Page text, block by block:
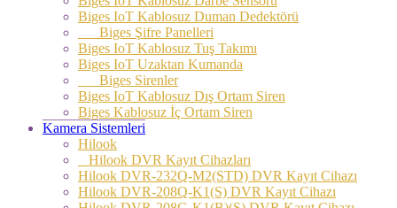
Biges IoT Kablosuz Duman Dedektörü
Biges Şifre Panelleri
Biges IoT Kablosuz Tuş Takımı
Biges IoT Uzaktan Kumanda
Biges Sirenler
Biges IoT Kablosuz Dış Ortam Siren
Biges Kablosuz İç Ortam Siren
Kamera Sistemleri
Hilook
Hilook DVR Kayıt Cihazları
Hilook DVR-232Q-M2(STD) DVR Kayıt Cihazı
Hilook DVR-208Q-K1(S) DVR Kayıt Cihazı